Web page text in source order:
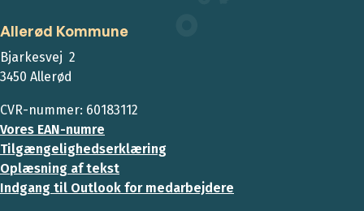
Allerød Kommune
Bjarkesvej 2
3450 Allerød
CVR-nummer: 60183112
Vores EAN-numre
Tilgængelighedserklæring
Oplæsning af tekst
Indgang til Outlook for medarbejdere